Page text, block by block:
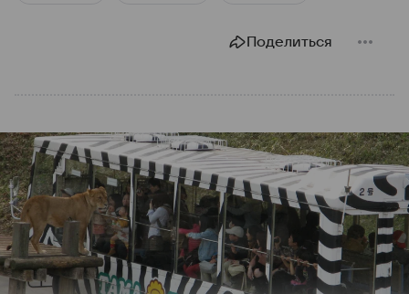
Поделиться